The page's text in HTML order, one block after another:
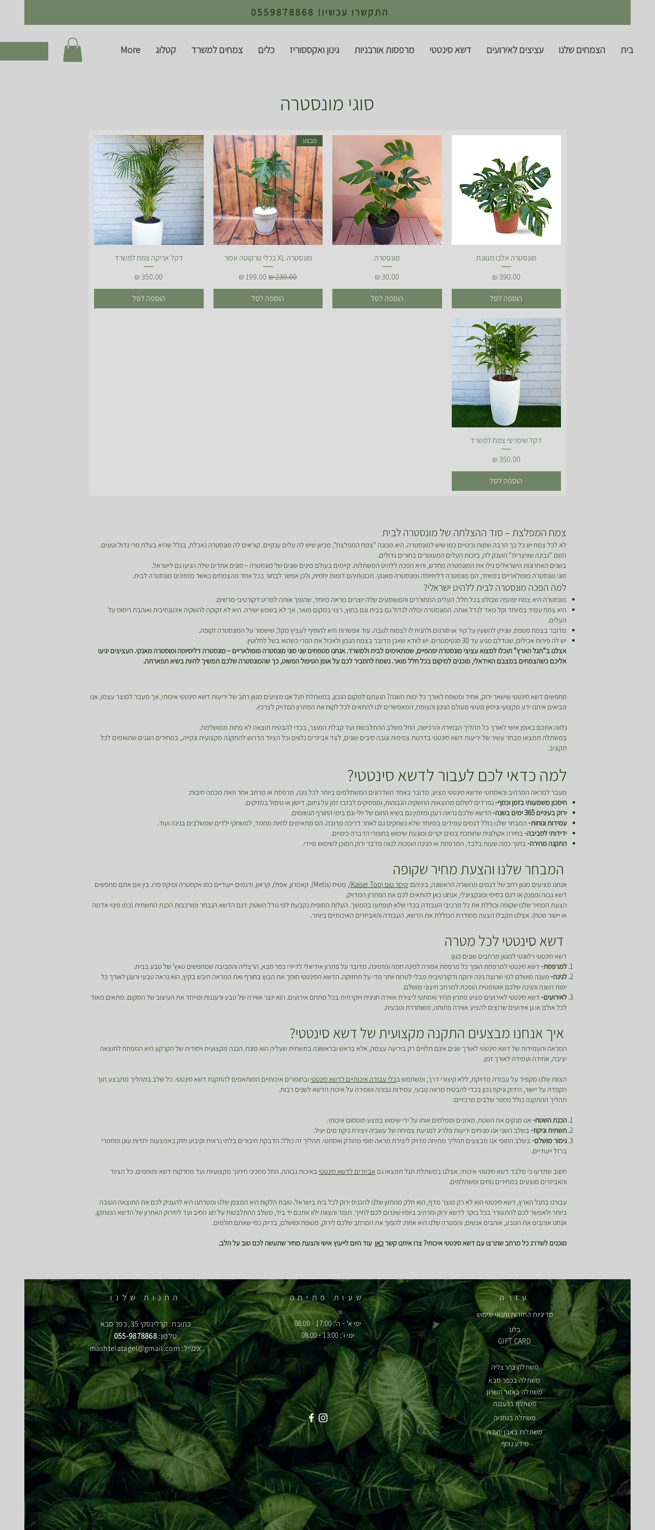
התקשרו עכשיו! 0559878868
בית הצמחים שלנו עציצים לאירועים דשא סינטטי מרפסות אורבניות גינון ואקססוריז כלים צמחים למשרד קטלוג More
סוגי מונסטרה
תצוגה מהירה
מונסטרה אלבו מגוונת
מחיר
הוספה לסל
תצוגה מהירה
מונסטרה
מחיר
הוספה לסל
תצוגה מהירה
מבצע
מונסטרה XL בכלי טרקוטה אפור
מחיר רגיל‏230.00 ‏₪ מחיר מבצע
הוספה לסל
תצוגה מהירה
דקל אריקה צמח למשרד
מחיר
הוספה לסל
תצוגה מהירה
דקל שיפריצי צמח למשרד
מחיר
הוספה לסל
צמח המפלצת – סוד ההצלחה של מונסטרה לבית
לא לכל צמח יש כל כך הרבה שמות וכינויים כמו שיש למונסטרה. היא מכונה "צמח המפלצת", מכיוון שיש לה עלים ענקיים. קוראים לה מונסטרה נאכלת, בגלל שהיא בעלת פרי גדול וטעים.
השם "גבינה שוויצרית" הוענק לה, בזכות העלים המעוטרים בחורים גדולים.
בשנים האחרונות הישראלים גילו את המונסטרה מחדש, והיא הפכה ללהיט המשתלות. קיימים בעולם מינים שונים של מונסטרה – סוגים אחדים שלה הגיעו גם לישראל.
סוגי מונסטרה פופולאריים במיוחד, הם מונסטרה דליסיוסה ומונסטרה מאנקי. תכונותיהם דומות יחסית, ולכן אפשר לבחור בכל אחד מהצמחים כאשר מזמינים מונסטרה לבית.
למה הפכה מונסטרה לבית ללהיט ישראלי?
מונסטרה היא צמח יפהפה שבולט בכל חלל. העלים המחוררים והמשוסעים שלה יוצרים מראה מיוחד, שהופך אותה לפריט דקורטיבי מרשים.
היא צמח עמיד במיוחד וקל מאד לגדל אותה. המונסטרה יכולה לגדול גם בבית וגם בחוץ, רצוי במקום מואר, אך לא בשמש ישירה. היא לא זקוקה להשקיה אינטנסיבית ואוהבת ריסוס על
העלים.
מדובר בצמח מטפס, שניתן להשעין על קיר או סורגים ולהניח לו לצמוח לגובה. עוד אפשרות היא להוסיף לעציץ מקל, שישמור על המונסטרה זקופה.
יש לה פירות אכילים, שגודלם מגיע עד 30 סנטימטרים. יש לוודא שאכן מדובר בצמח הנכון ולאכול את הפרי כשהוא בשל לחלוטין.
אצלנו ב"תגל הארץ" תוכלו למצוא עציצי מונסטרה יפהפיים, שמתאימים לבית ולמשרד. אנחנו מטפחים שני סוגי מונסטרה פופולאריים – מונסטרה דליסיוסה ומוסטרה מאנקי. העציצים יגיעו
אליכם כשהצמחים במצבם האידאלי, מוכנים למיקום בכל חלל מואר. נשמח להסביר לכם על אופן הטיפול הפשוט, כך שהמונסטרה שלכם תמשיך להיות בשיא תפארתה.
מחפשים דשא סינטטי שישאר ירוק, אחיד ומטופח לאורך כל ימות השנה? הגעתם למקום הנכון. במשתלת תגל אנו מציעים מגוון רחב של יריעות דשא סינטטי איכותי, אך מעבר למוצר עצמו, אנו
מביאים איתנו ידע מקצועי וניסיון מעשי מעולם הגינון והצומח, המאפשרים לנו להתאים לכל לקוח את הפתרון המדויק לצרכיו.
נלווה אתכם באופן אישי לאורך כל תהליך הבחירה והרכישה, החל משלב ההתלבטות ועד קבלת המוצר, בכדי להבטיח תוצאה לא פחות ממושלמת.
במשתלה תמצאו מבחר עשיר של יריעות דשא סינטטי בדרגות צפיפות וגובה סיבים שונים, לצד אביזרים נלווים וכל הציוד הדרוש להתקנה מקצועית ונקייה,, במחירים הוגנים שתואמים לכל
תקציב.
למה כדאי לכם לעבור לדשא סינטטי?
מעבר למראה המרהיב והאסתטי שדשא סינטטי מציע, מדובר באחד השדרוגים המשתלמים ביותר לכל גינה, מרפסת או מרחב אחר וזאת מכמה סיבות:
חיסכון משמעותי בזמן וכסף-נפרדים לשלום מהוצאות ההשקיה הגבוהות, ומפסיקים לבזבז זמן על גיזום, דישון או טיפול במזיקים.
ירוק בעיניים 365 ימים בשנה-
הדשא שלכם נראה רענן ומזמין גם בשיא החום של יולי וגם בימי החורף הגשומים.
עמידות ונוחות- המבחר שלנו כולל דגמים עמידים במיוחד שלא נשחקים גם לאחר דריכה מרובה. הם מתאימים לחיות מחמד, למשחקי ילדים שמשלבים בגינה ועוד.
ידידותי לסביבה-בחירה אקולוגית שחוסכת במים יקרים ומונעת שימוש בחומרי הדברה כימיים.
התקנה מהירה-בתוך כמה שעות בלבד, המרפסת או הגינה הופכות לנווה מדבר ירוק המוכן לשימוש מיידי.
המבחר שלנו והצעת מחיר שקופה
אנחנו מציעים מגוון רחב של דגמים מהשורה הראשונה, ביניהם: קיסר טופ (Kaiser Top)
, מטיס (Metis), קאמרון, אפולו, קראון, ודגמים ייעודיים כמו אקסטרה ומיקס פרו. בין אם אתם מחפשים
דשא גבוה ומפנק או דגם בסיסי ופונקציונלי, אנחנו כאן להתאים לכם את הפתרון המדויק.
הצעת המחיר שלנו שקופה וכוללת את כל מרכיבי העבודה בכדי שלא תופתעו בהמשך. העלות הסופית נקבעת לפי גודל השטח, דגם הדשא הנבחר ומורכבות הכנת התשתית (כמו פינוי אדמה
או יישור שטח). אצלנו תקבלו הצעה מסודרת הכוללת את הדשא, העבודה והאביזרים האיכותיים ביותר.
דשא סינטטי לכל מטרה
דשא סינטטי רלוונטי למגוון מרחבים שונים כגון:
למרפסת- דשא סינטטי למרפסת הופך כל מרפסת אפורה לפינה חמה ומזמינה. מדובר על פתרון אידיאלי לדיירי כפר סבא, הרצליה והסביבה שמחפשים טאץ' של טבע בבית.
לגינה- מענה מושלם למי שרוצה גינה ירוקה ודקורטיבית מבלי לטרוח יותר מדי על תחזוקה. הדשא הסינטטי חוסך את הבוץ בחורף ואת המראה היבש בקיץ, הוא נראה טבעי ורענן לאורך כל
ימות השנה והגינה שלכם אוטומטית הופכת למרחב חיצוני מושלם.
לאירועים- דשא סינטטי לאירועים מציע פתרון מהיר ואסתטי ליצירת אווירה חגיגית ויוקרתית בכל מתחם אירועים. הוא יוצר אווירה של טבע ורעננות ומייחד את העיצוב של המקום. מתאים מאוד
לכל אולם או גן אירועים שרוצים להציע אווירה פתוחה, משוחררת וטבעית.
איך אנחנו מבצעים התקנה מקצועית של דשא סינטטי?
המראה והעמידות של דשא סינטטי לאורך שנים אינם תלויים רק ביריעה עצמה, אלא בראש ובראשונה בתשתית שעליה הוא מונח. הכנה מקצועית ויסודית של הקרקע היא המפתח לתוצאה
יציבה, אחידה ועמידה לאורך זמן.
הצוות שלנו מקפיד על עבודה מדויקת, ללא קיצורי דרך, ומשתמש בכלי עבודה איכותיים לדשא סינטטי ובחומרים איכותיים המותאמים להתקנת דשא סינטטי. כל שלב בתהליך מתבצע תוך
הקפדה על יישור, הידוק וניקוז נכון בכדי להבטיח מראה טבעי, עמידות גבוהה ושמירה על איכות הדשא לשנים רבות.
תהליך ההתקנה כולל מספר שלבים מרכזיים:
הכנת השטח-אנו מנקים את השטח, מאזנים ומפלסים אותו על ידי שימוש במצע סומסום איכותי.
תשתית וניקוז-בשלב השני אנו מניחים יריעות פלריג למניעת צמיחה של עשביה ויצירת ניקוז מים יעיל.
גימור מושלם-בשלב הסופי אנו מבצעים תהליך מתיחה מדויק ליצירת מראה סופי מהודק ואסתטי. תהליך זה כולל: הדבקת חיבורים בלתי נראית וקיבוע חזק באמצעות יתדות עוגן ומסמרי
ברזל ייעודיים.
חשוב שתדעו כי מלבד דשא סינטטי איכותי, אצלנו במשתלת תגל תמצאו גם אביזרים לדשא סינטטי באיכות גבוהה, החל מסכיני חיתוך מקצועיות ועד מסרקות דשא ותוחמים. כל הציוד
והאביזרים מוצעים במחירים נוחים ומשתלמים.
עבורנו בתגל הארץ, דשא סינטטי הוא לא רק מוצר מדף, הוא חלק מהחזון שלנו להכניס ירוק לכל בית בישראל. טובת הלקוח היא המצפן שלנו ומטרתנו היא להעניק לכם את התוצאה הטובה
ביותר ולאפשר לכם להתעורר בכל בוקר לדשא ירוק ומרהיב ביופיו שיגרום לכם לחייך. תומר והצוות ילוו אתכם יד ביד, משלב ההתלבטות על סוג הסיב ועד לסירוק האחרון של הדשא המותקן.
אנחנו אוהבים את הטבע, אוהבים אנשים, והמטרה שלנו היא אחת: להפוך את המרחב שלכם לירוק, מטופח ומושלם, בדיוק כפי שאתם חולמים.
מוכנים לשדרג כל מרחב שתרצו עם דשא סינטטי איכותי? צרו איתנו קשרכאן עוד היום לייעוץ אישי והצעת מחיר שתעשה לכם טוב על הלב.
החנות שלנו
כתובת: קרלינסקי 35, כפר סבא
טלפון:055-9878868
אימייל: mashtelatagel@gmail.com
שעות פתיחה
ימי א' - ה': 17:00 - 08:00
ימי ו': 13:00 - 08:00
עזרה
מדיניות החזרות ותנאי שימוש
בלוג
GIFT CARD
משתלה בכפר סבא
משתלה בהרצליה
משתלה באזור השרון
משתלה ברעננה
משתלה בנתניה
משתלות באבן יהודה
מידע נוסף